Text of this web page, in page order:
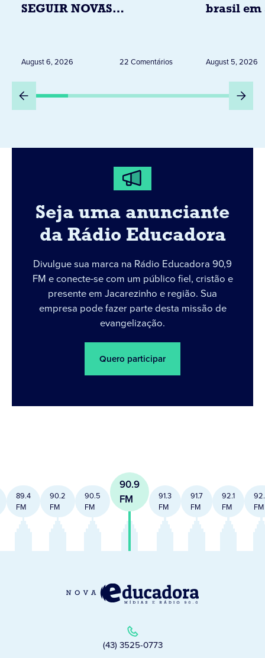
SEGUIR NOVAS
DESTA QUINTA-FEIRA
August 6, 2026 22 Comentários
brasil em
dias 6 e 8
August 5, 2026
Seja uma anunciante
da Rádio Educadora
Divulgue sua marca na Rádio Educadora 90,9
FM e conecte-se com um público fiel, cristão e
presente em Jacarezinho e região. Sua
empresa pode fazer parte desta missão de
evangelização.
Quero participar
89.4
FM
90.2
FM
90.5
FM
90.9
FM
91.3
FM
91.7
FM
92.1
FM
FM
(43) 3525-0773